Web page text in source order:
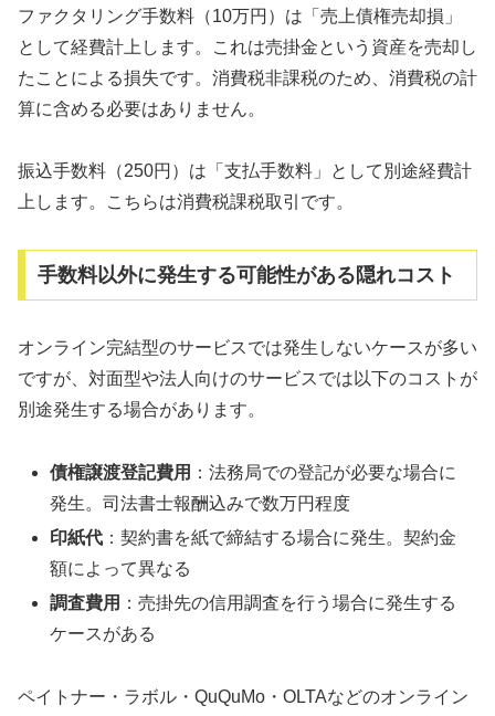
ファクタリング手数料（10万円）は「売上債権売却損」
として経費計上します。これは売掛金という資産を売却し
たことによる損失です。消費税非課税のため、消費税の計
算に含める必要はありません。
振込手数料（250円）は「支払手数料」として別途経費計
上します。こちらは消費税課税取引です。
手数料以外に発生する可能性がある隠れコスト
オンライン完結型のサービスでは発生しないケースが多い
ですが、対面型や法人向けのサービスでは以下のコストが
別途発生する場合があります。
債権譲渡登記費用 ：法務局での登記が必要な場合に
発生。司法書士報酬込みで数万円程度
印紙代 ：契約書を紙で締結する場合に発生。契約金
額によって異なる
調査費用 ：売掛先の信用調査を行う場合に発生する
ケースがある
ペイトナー・ラボル・QuQuMo・OLTAなどのオンライン